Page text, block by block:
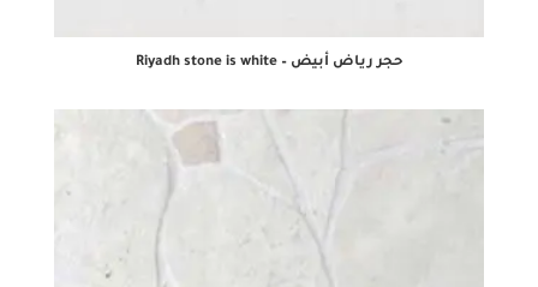
حجر رياض أبيض – Riyadh stone is white